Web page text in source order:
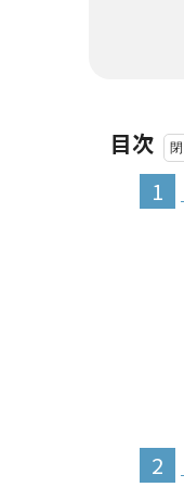
目次
1
2